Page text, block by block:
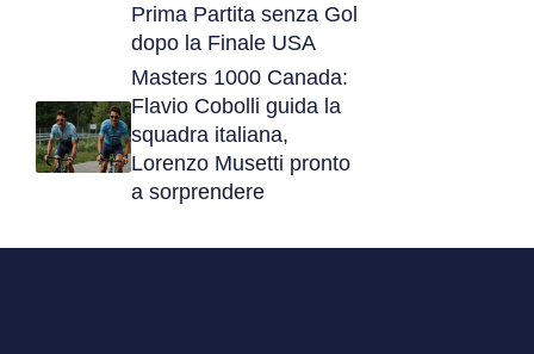
Prima Partita senza Gol
dopo la Finale USA
Masters 1000 Canada:
Flavio Cobolli guida la
squadra italiana,
Lorenzo Musetti pronto
a sorprendere